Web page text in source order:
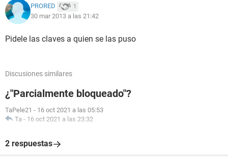
PRORED 1
30 mar 2013 a las 21:42
Pidele las claves a quien se las puso
Discusiones similares
¿"Parcialmente bloqueado"?
TaPele21 - 16 oct 2021 a las 05:53
Ta - 16 oct 2021 a las 23:32
2 respuestas